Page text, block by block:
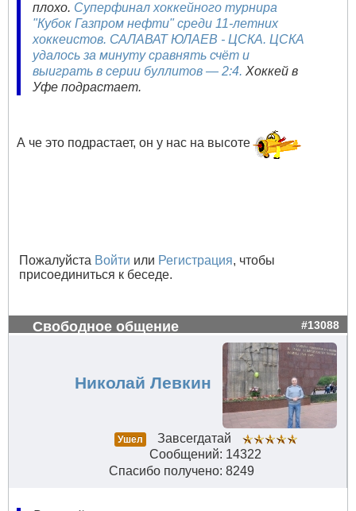
плохо. Суперфинал хоккейного турнира
"Кубок Газпром нефти" среди 11-летних
хоккеистов. САЛАВАТ ЮЛАЕВ - ЦСКА. ЦСКА
удалось за минуту сравнять счёт и
выиграть в серии буллитов — 2:4. Хоккей в
Уфе подрастает.
А че это подрастает, он у нас на высоте
Пожалуйста Войти или Регистрация, чтобы
присоединиться к беседе.
Свободное общение #13088
Николай Левкин
Ушел
Завсегдатай
Сообщений: 14322
Спасибо получено: 8249